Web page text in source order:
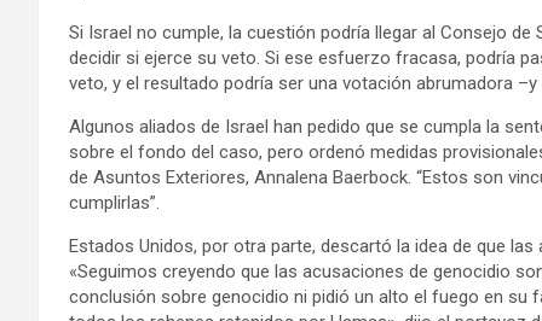
Si Israel no cumple, la cuestión podría llegar al Consejo de
decidir si ejerce su veto. Si ese esfuerzo fracasa, podría
veto, y el resultado podría ser una votación abrumadora
Algunos aliados de Israel han pedido que se cumpla la
sobre el fondo del caso, pero ordenó medidas
de Asuntos Exteriores, Annalena Baerbock. “Estos son
cumplirlas”.
Estados Unidos, por otra parte, descartó la idea de que
«Seguimos creyendo que las acusaciones de genocidio
conclusión sobre genocidio ni pidió un alto el fuego en su